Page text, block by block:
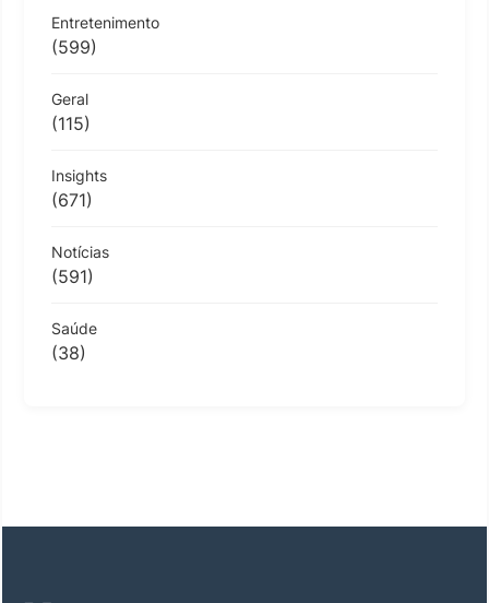
Entretenimento
(599)
Geral
(115)
Insights
(671)
Notícias
(591)
Saúde
(38)